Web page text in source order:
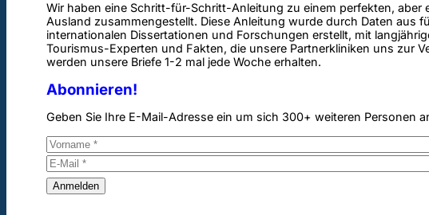
Wir haben eine Schritt-für-Schritt-Anleitung zu einem perfekten, aber
Ausland zusammengestellt. Diese Anleitung wurde durch Daten aus
internationalen Dissertationen und Forschungen erstellt, mit
Tourismus-Experten und Fakten, die unsere Partnerkliniken uns zur
werden unsere Briefe 1-2 mal jede Woche erhalten.
Abonnieren!
Geben Sie Ihre E-Mail-Adresse ein um sich 300+ weiteren Personen